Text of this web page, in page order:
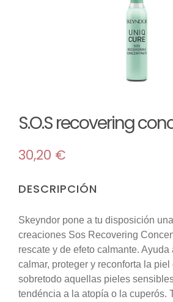
Room sprays
Solar
Reed difusores
Velas
S.O.S recovering
30,20 €
DESCRIPCIÓN
Skeyndor pone a tu disposición
creaciones Sos Recovering
rescate y de efeto calmante. Ayuda
calmar, proteger y reconforta la
sobretodo aquellas pieles
tendéncia a la atopía o la cuperós.